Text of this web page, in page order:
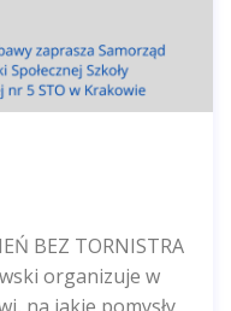
BEZ TORNISTRA
organizuje w